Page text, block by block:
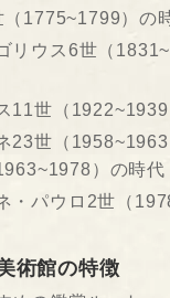
（1775~1799）の
リウス6世（
11世（
23世（
）の時代
・パウロ2世（
術館の特徴